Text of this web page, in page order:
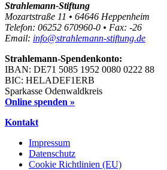
Strahlemann-Stiftung
Mozartstraße 11 • 64646 Heppenheim
Telefon: 06252 670960-0 • Fax: -26
Email: info@strahlemann-stiftung.de
Strahlemann-Spendenkonto:
IBAN: DE71 5085 1952 0080 0222 88
BIC: HELADEF1ERB
Sparkasse Odenwaldkreis
Online spenden »
Kontakt
Impressum
Datenschutz
Cookie Richtlinien (EU)